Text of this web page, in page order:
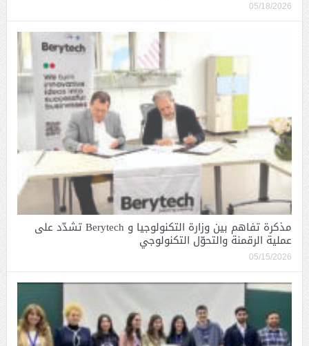
05/18/2026
مذكرة تفاهم بين وزارة التكنولوجيا و Berytech تشدّد على
عملية الرقمنة والتحوّل التكنولوجي
05/15/2026